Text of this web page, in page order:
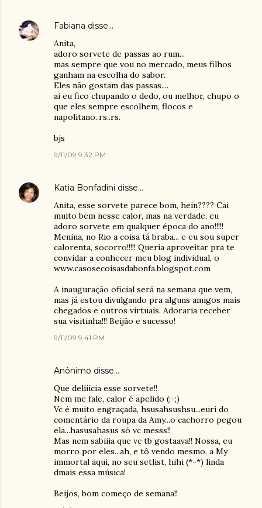
Fabiana disse…
Anita,
adoro sorvete de passas ao rum...
mas sempre que vou no mercado, meus filhos
ganham na escolha do sabor.
Eles não gostam das passas....
ai eu fico chupando o dedo, ou melhor, chupo o
que eles sempre escolhem, flocos e
napolitano..rs..rs.
bjs
9/11/09 9:32 PM
Katia Bonfadini disse…
Anita, esse sorvete parece bom, hein???? Cai
muito bem nesse calor, mas na verdade, eu
adoro sorvete em qualquer época do ano!!!!!
Menina, no Rio a coisa tá braba... e eu sou super
calorenta, socorro!!!!! Queria aproveitar pra te
convidar a conhecer meu blog individual, o
www.casosecoisasdabonfa.blogspot.com
A inauguração oficial será na semana que vem,
mas já estou divulgando pra alguns amigos mais
chegados e outros virtuais. Adoraria receber
sua visitinha!!! Beijão e sucesso!
9/11/09 9:41 PM
Anônimo disse…
Que delííícia esse sorvete!!
Nem me fale, calor é apelido (;-;)
Vc é muito engraçada, hsusahsushsu...euri do
comentário da roupa da Amy...o cachorro pegou
ela...hasusahasus só vc messs!!
Mas nem sabiiia que vc tb gostaava!! Nossa, eu
morro por eles...ah, e tô vendo mesmo, a My
immortal aqui, no seu setlist, hihi (*-*) linda
dmais essa música!
Beijos, bom começo de semana!!